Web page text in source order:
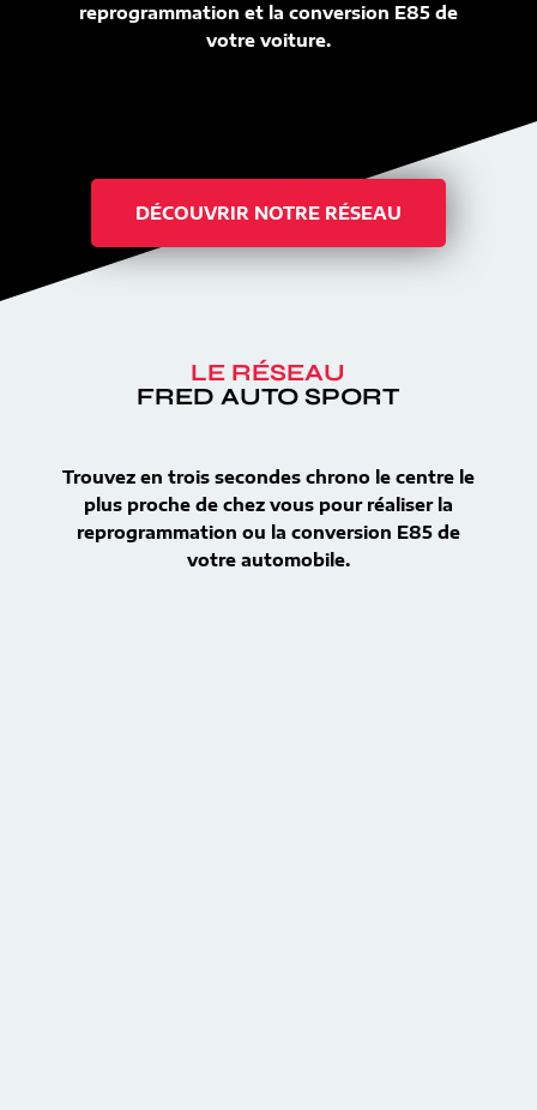
reprogrammation et la conversion E85 de
votre voiture.
DÉCOUVRIR NOTRE RÉSEAU
LE RÉSEAU
FRED AUTO SPORT
Trouvez en trois secondes chrono le centre le
plus proche de chez vous pour réaliser la
reprogrammation ou la conversion E85 de
votre automobile.